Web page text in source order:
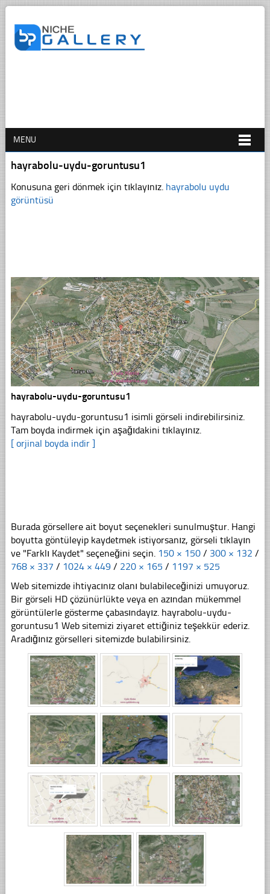
MENU
hayrabolu-uydu-goruntusu1
Konusuna geri dönmek için tıklayınız. hayrabolu uydu
görüntüsü
hayrabolu-uydu-goruntusu1
hayrabolu-uydu-goruntusu1 isimli görseli indirebilirsiniz.
Tam boyda indirmek için aşağıdakini tıklayınız.
[ orjinal boyda indir ]
Burada görsellere ait boyut seçenekleri sunulmuştur. Hangi
boyutta göntüleyip kaydetmek istiyorsanız, görseli tıklayın
ve "Farklı Kaydet" seçeneğini seçin. 150 × 150 / 300 × 132 /
768 × 337 / 1024 × 449 / 220 × 165 / 1197 × 525
Web sitemizde ihtiyacınız olanı bulabileceğinizi umuyoruz.
Bir görseli HD çözünürlükte veya en azından mükemmel
görüntülerle gösterme çabasındayız. hayrabolu-uydu-
goruntusu1 Web sitemizi ziyaret ettiğiniz teşekkür ederiz.
Aradığınız görselleri sitemizde bulabilirsiniz.